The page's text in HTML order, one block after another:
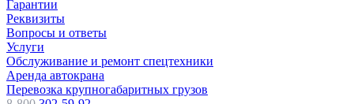
Гарантии
Реквизиты
Вопросы и ответы
Услуги
Обслуживание и ремонт спецтехники
Аренда автокрана
Перевозка крупногабаритных грузов